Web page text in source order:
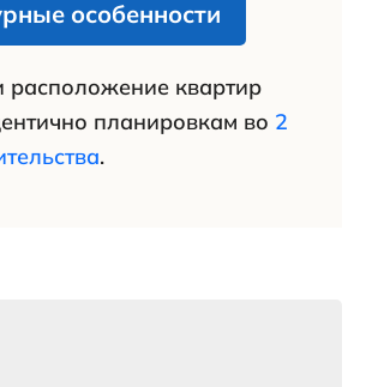
особенности
расположение квартир
планировкам во 2
.